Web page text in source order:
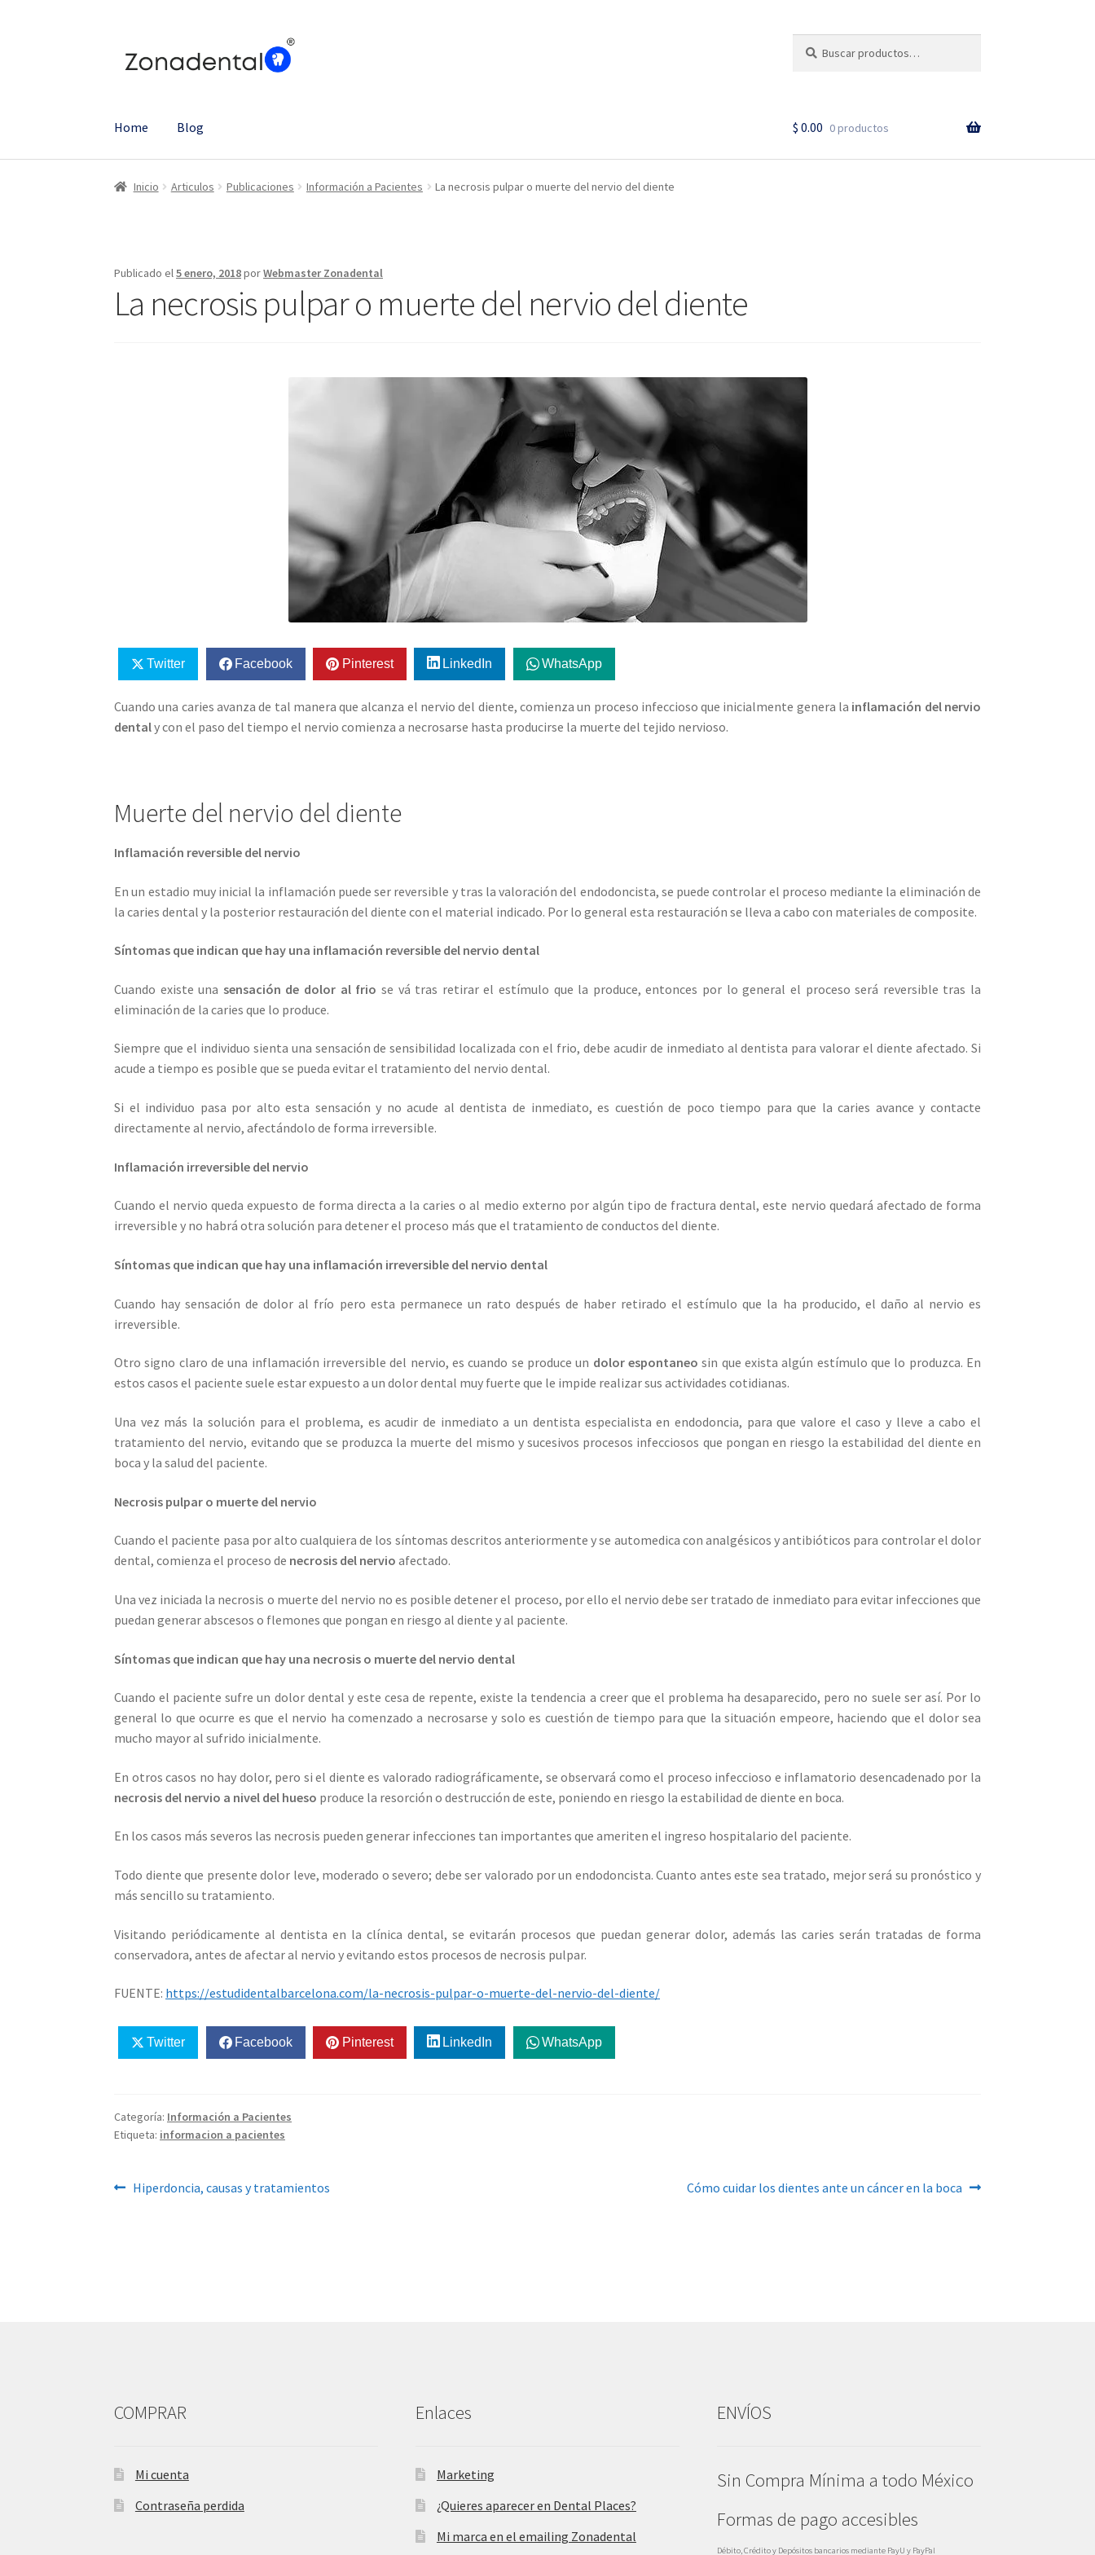
por:
Home Blog $ 0.00 0 productos
Inicio Articulos Publicaciones Información a Pacientes La necrosis pulpar o muerte del nervio del diente
Publicado el5 enero, 2018porWebmaster Zonadental
La necrosis pulpar o muerte del nervio del diente
Twitter Facebook Pinterest LinkedIn WhatsApp
Cuando una caries avanza de tal manera que alcanza el nervio del diente, comienza un proceso infeccioso que inicialmente genera la inflamación del nervio
dentaly con el paso del tiempo el nervio comienza a necrosarse hasta producirse la muerte del tejido nervioso.
Muerte del nervio del diente
Inflamación reversible del nervio
En un estadio muy inicial la inflamación puede ser reversible y tras la valoración del endodoncista, se puede controlar el proceso mediante la eliminación de
la caries dental y la posterior restauración del diente con el material indicado. Por lo general esta restauración se lleva a cabo con materiales de composite.
Síntomas que indican que hay una inflamación reversible del nervio dental
Cuando existe una sensación de dolor al frio se vá tras retirar el estímulo que la produce, entonces por lo general el proceso será reversible tras la
eliminación de la caries que lo produce.
Siempre que el individuo sienta una sensación de sensibilidad localizada con el frio, debe acudir de inmediato al dentista para valorar el diente afectado. Si
acude a tiempo es posible que se pueda evitar el tratamiento del nervio dental.
Si el individuo pasa por alto esta sensación y no acude al dentista de inmediato, es cuestión de poco tiempo para que la caries avance y contacte
directamente al nervio, afectándolo de forma irreversible.
Inflamación irreversible del nervio
Cuando el nervio queda expuesto de forma directa a la caries o al medio externo por algún tipo de fractura dental, este nervio quedará afectado de forma
irreversible y no habrá otra solución para detener el proceso más que el tratamiento de conductos del diente.
Síntomas que indican que hay una inflamación irreversible del nervio dental
Cuando hay sensación de dolor al frío pero esta permanece un rato después de haber retirado el estímulo que la ha producido, el daño al nervio es
irreversible.
Otro signo claro de una inflamación irreversible del nervio, es cuando se produce un dolor espontaneo sin que exista algún estímulo que lo produzca. En
estos casos el paciente suele estar expuesto a un dolor dental muy fuerte que le impide realizar sus actividades cotidianas.
Una vez más la solución para el problema, es acudir de inmediato a un dentista especialista en endodoncia, para que valore el caso y lleve a cabo el
tratamiento del nervio, evitando que se produzca la muerte del mismo y sucesivos procesos infecciosos que pongan en riesgo la estabilidad del diente en
boca y la salud del paciente.
Necrosis pulpar o muerte del nervio
Cuando el paciente pasa por alto cualquiera de los síntomas descritos anteriormente y se automedica con analgésicos y antibióticos para controlar el dolor
dental, comienza el proceso de necrosis del nervio afectado.
Una vez iniciada la necrosis o muerte del nervio no es posible detener el proceso, por ello el nervio debe ser tratado de inmediato para evitar infecciones que
puedan generar abscesos o flemones que pongan en riesgo al diente y al paciente.
Síntomas que indican que hay una necrosis o muerte del nervio dental
Cuando el paciente sufre un dolor dental y este cesa de repente, existe la tendencia a creer que el problema ha desaparecido, pero no suele ser así. Por lo
general lo que ocurre es que el nervio ha comenzado a necrosarse y solo es cuestión de tiempo para que la situación empeore, haciendo que el dolor sea
mucho mayor al sufrido inicialmente.
En otros casos no hay dolor, pero si el diente es valorado radiográficamente, se observará como el proceso infeccioso e inflamatorio desencadenado por la
necrosis del nervio a nivel del hueso produce la resorción o destrucción de este, poniendo en riesgo la estabilidad de diente en boca.
En los casos más severos las necrosis pueden generar infecciones tan importantes que ameriten el ingreso hospitalario del paciente.
Todo diente que presente dolor leve, moderado o severo; debe ser valorado por un endodoncista. Cuanto antes este sea tratado, mejor será su pronóstico y
más sencillo su tratamiento.
Visitando periódicamente al dentista en la clínica dental, se evitarán procesos que puedan generar dolor, además las caries serán tratadas de forma
conservadora, antes de afectar al nervio y evitando estos procesos de necrosis pulpar.
FUENTE: https://estudidentalbarcelona.com/la-necrosis-pulpar-o-muerte-del-nervio-del-diente/
Twitter Facebook Pinterest LinkedIn WhatsApp
Categoría: Información a Pacientes
Etiqueta: informacion a pacientes
Navegación
Anterior:
Hiperdoncia, causas y tratamientos Siguiente:
Cómo cuidar los dientes ante un cáncer en la boca
COMPRAR
Mi cuenta
Contraseña perdida
Enlaces
Marketing
¿Quieres aparecer en Dental Places?
Mi marca en el emailing Zonadental
ENVÍOS
Sin Compra Mínima a todo México
Formas de pago accesibles
Débito, Crédito y Depósitos bancarios mediante PayU y PayPal